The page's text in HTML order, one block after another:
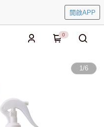
開啟APP
0
1/6